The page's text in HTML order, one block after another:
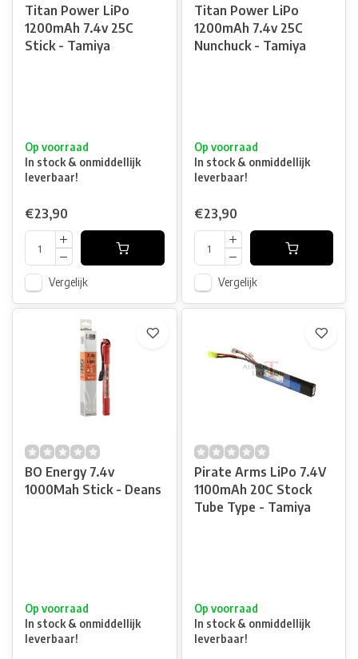
Titan Power LiPo
1200mAh 7.4v 25C
Stick - Tamiya
Op voorraad
In stock & onmiddellijk
leverbaar!
€23,90
Vergelijk
Titan Power LiPo
1200mAh 7.4v 25C
Nunchuck - Tamiya
Op voorraad
In stock & onmiddellijk
leverbaar!
€23,90
Vergelijk
BO Energy 7.4v
1000Mah Stick - Deans
Op voorraad
In stock & onmiddellijk
leverbaar!
Pirate Arms LiPo 7.4V
1100mAh 20C Stock
Tube Type - Tamiya
Op voorraad
In stock & onmiddellijk
leverbaar!